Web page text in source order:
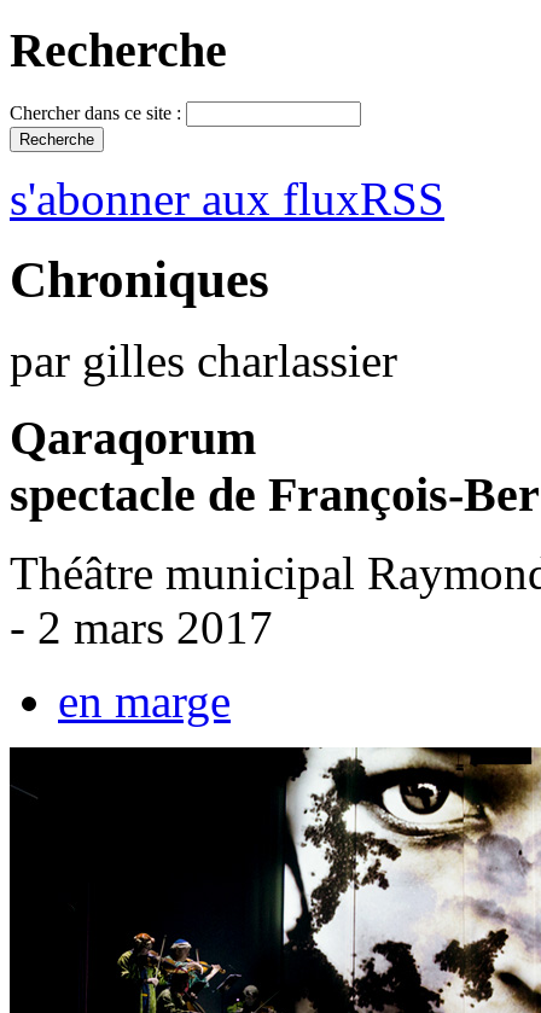
Recherche
Chercher dans ce site :
s'abonner aux fluxRSS
Chroniques
par gilles charlassier
Qaraqorum
spectacle de François-
Théâtre municipal
- 2 mars 2017
en marge